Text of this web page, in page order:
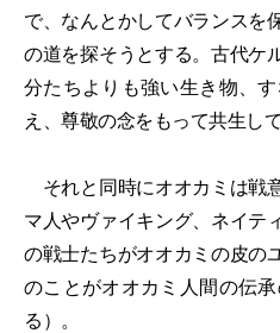
で、なんとかしてバランスを
の道を探そうとする。古代ケ
分たちよりも強い生き物、
え、尊敬の念をもって共生し
それと同時にオオカミは戦
マ人やヴァイキング、ネイテ
の戦士たちがオオカミの皮の
のことがオオカミ人間の伝
る）。